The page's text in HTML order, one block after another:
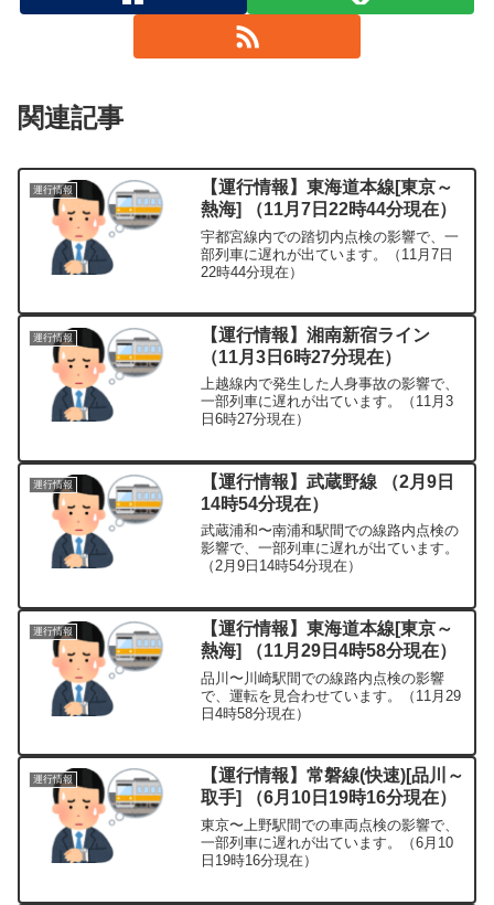
関連記事
運行情報
【運行情報】東海道本線[東京～
熱海] （11月7日22時44分現在）
宇都宮線内での踏切内点検の影響で、一
部列車に遅れが出ています。（11月7日
22時44分現在）
運行情報
【運行情報】湘南新宿ライン
（11月3日6時27分現在）
上越線内で発生した人身事故の影響で、
一部列車に遅れが出ています。（11月3
日6時27分現在）
運行情報
【運行情報】武蔵野線 （2月9日
14時54分現在）
武蔵浦和〜南浦和駅間での線路内点検の
影響で、一部列車に遅れが出ています。
（2月9日14時54分現在）
運行情報
【運行情報】東海道本線[東京～
熱海] （11月29日4時58分現在）
品川〜川崎駅間での線路内点検の影響
で、運転を見合わせています。（11月29
日4時58分現在）
運行情報
【運行情報】常磐線(快速)[品川～
取手] （6月10日19時16分現在）
東京〜上野駅間での車両点検の影響で、
一部列車に遅れが出ています。（6月10
日19時16分現在）